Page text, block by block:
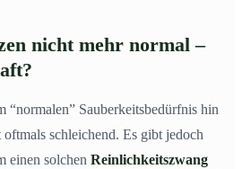
nicht mehr normal –
“normalen” Sauberkeitsbedürfnis hin
oftmals schleichend. Es gibt jedoch
einen solchen Reinlichkeitszwang